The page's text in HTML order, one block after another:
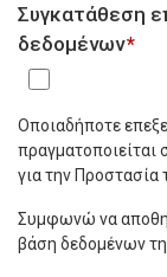
Συγκατάθεση
δεδομένων*
Οποιαδήποτε
για την
Συμφωνώ να
βάση δεδομένων